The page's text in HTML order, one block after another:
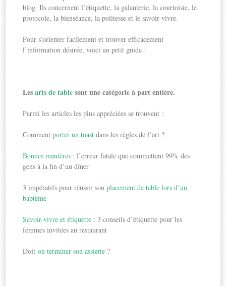
blog. Ils concernent l’étiquette, la galanterie, la courtoisie, le
protocole, la bienséance, la politesse et le savoir-vivre.
Pour s’orienter facilement et trouver efficacement
l’information désirée, voici un petit guide :
Lesarts de tablesont une catégorie à part entière.
Parmi les articles les plus appréciées se trouvent :
Commentporter un toast dans les règles de l’art ?
Bonnes manières : l’erreur fatale que commettent 99% des
gens à la fin d’un dîner
3 impératifs pour réussir sonplacement de table lors d’un
baptême
Savoir-vivre et étiquette : 3 conseils d’étiquette pour les
femmes invitées au restaurant
Doit-on terminer son assiette ?